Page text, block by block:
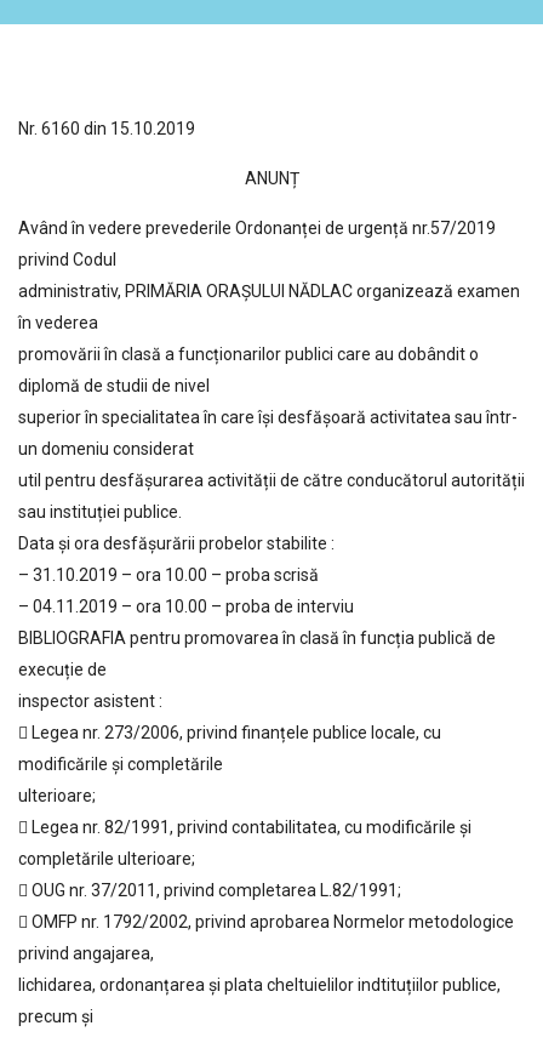
Nr. 6160 din 15.10.2019
ANUNȚ
Având în vedere prevederile Ordonanței de urgență nr.57/2019
privind Codul
administrativ, PRIMĂRIA ORAȘULUI NĂDLAC organizează examen
în vederea
promovării în clasă a funcționarilor publici care au dobândit o
diplomă de studii de nivel
superior în specialitatea în care își desfășoară activitatea sau într-
un domeniu considerat
util pentru desfășurarea activității de către conducătorul autorității
sau instituției publice.
Data și ora desfășurării probelor stabilite :
– 31.10.2019 – ora 10.00 – proba scrisă
– 04.11.2019 – ora 10.00 – proba de interviu
BIBLIOGRAFIA pentru promovarea în clasă în funcția publică de
execuție de
inspector asistent :
 Legea nr. 273/2006, privind finanțele publice locale, cu
modificările și completările
ulterioare;
 Legea nr. 82/1991, privind contabilitatea, cu modificările și
completările ulterioare;
 OUG nr. 37/2011, privind completarea L.82/1991;
 OMFP nr. 1792/2002, privind aprobarea Normelor metodologice
privind angajarea,
lichidarea, ordonanțarea și plata cheltuielilor indtituțiilor publice,
precum și